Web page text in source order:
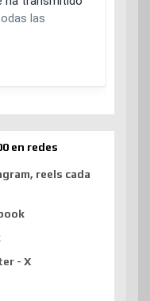
en redes
reels cada
- X